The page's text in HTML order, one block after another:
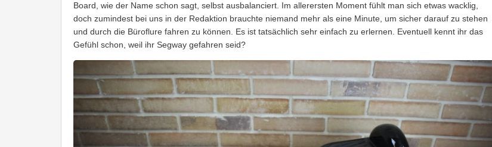
Board, wie der Name schon sagt, selbst ausbalanciert. Im allerersten Moment fühlt man sich etwas wacklig,
doch zumindest bei uns in der Redaktion brauchte niemand mehr als eine Minute, um sicher darauf zu stehen
und durch die Büroflure fahren zu können. Es ist tatsächlich sehr einfach zu erlernen. Eventuell kennt ihr das
Gefühl schon, weil ihr Segway gefahren seid?